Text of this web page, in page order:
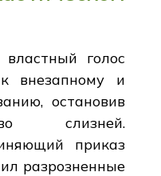
голос
внезапному и
остановив
слизней.
приказ
разрозненные